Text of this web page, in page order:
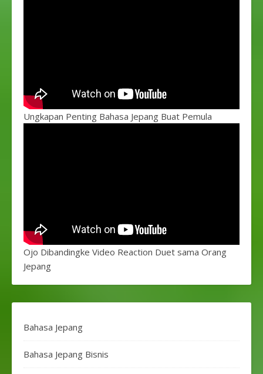
Ungkapan Penting Bahasa Jepang Buat Pemula
Ojo Dibandingke Video Reaction Duet sama Orang
Jepang
Bahasa Jepang
Bahasa Jepang Bisnis